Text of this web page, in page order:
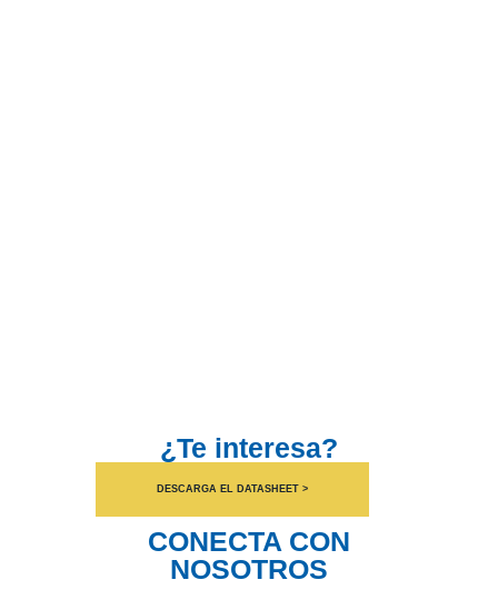
¿Te interesa?
DESCARGA EL DATASHEET >
CONECTA CON
NOSOTROS